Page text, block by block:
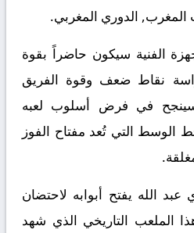
الدوري المغربي.
الفنية سيكون حاضراً بقوة
نقاط ضعف وقوة الفريق
في فرض أسلوب لعبه
التي تُعد مفتاح الفوز
الله يفتح أبوابه لاحتضان
الملعب التاريخي الذي شهد